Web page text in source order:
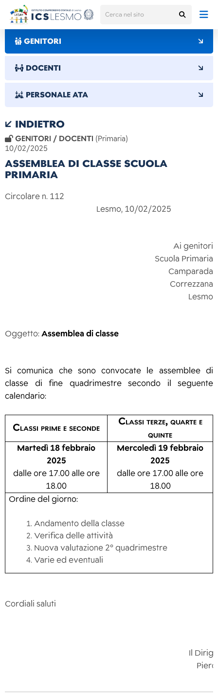
GENITORI
DOCENTI
PERSONALE ATA
INDIETRO
GENITORI / DOCENTI (Primaria)
10/02/2025
ASSEMBLEA DI CLASSE SCUOLA
PRIMARIA
Circolare n. 112
Lesmo, 10/02/2025
Ai genitori
Scuola Primaria
Camparada
Correzzana
Lesmo
Oggetto:Assemblea di classe
Si comunica che sono convocate le assemblee di
classe di fine quadrimestre secondo il seguente
calendario:
Classi prime e seconde
Classi terze, quarte e
quinte
Martedì 18 febbraio
2025
dalle ore 17.00 alle ore
18.00
Mercoledì 19 febbraio
2025
dalle ore 17.00 alle ore
18.00
Ordine del giorno:
Andamento della classe
Verifica delle attività
Nuova valutazione 2° quadrimestre
Varie ed eventuali
Cordiali saluti
Il
Piero